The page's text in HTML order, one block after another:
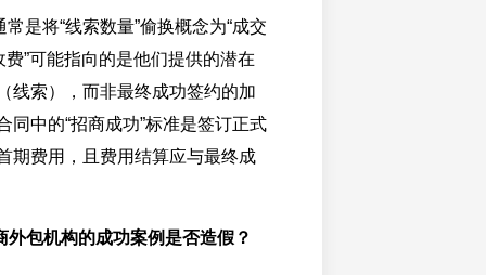
是将“线索数量”偷换概念为“成交
费”可能指向的是他们提供的潜在
线索），而非最终成功签约的加
同中的“招商成功”标准是签订正式
期费用，且费用结算应与最终成
外包机构的成功案例是否造假？